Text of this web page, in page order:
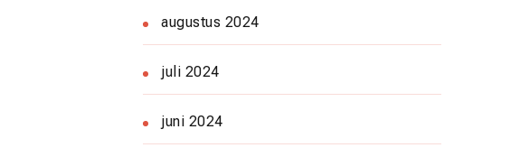
augustus 2024
juli 2024
juni 2024